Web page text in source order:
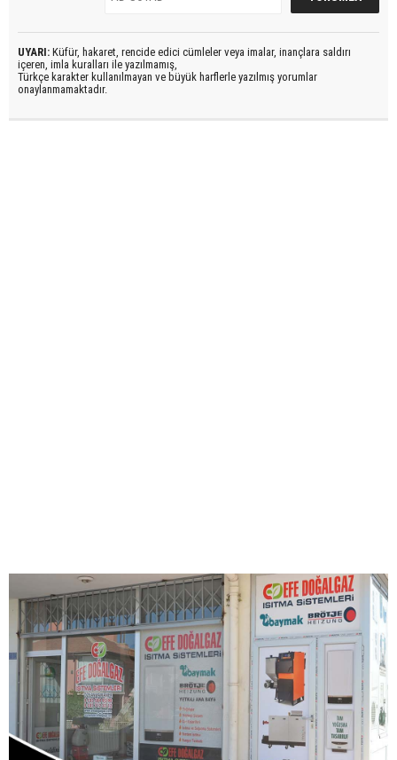
UYARI: Küfür, hakaret, rencide edici cümleler veya imalar, inançlara saldırı
içeren, imla kuralları ile yazılmamış,
Türkçe karakter kullanılmayan ve büyük harflerle yazılmış yorumlar
onaylanmamaktadır.